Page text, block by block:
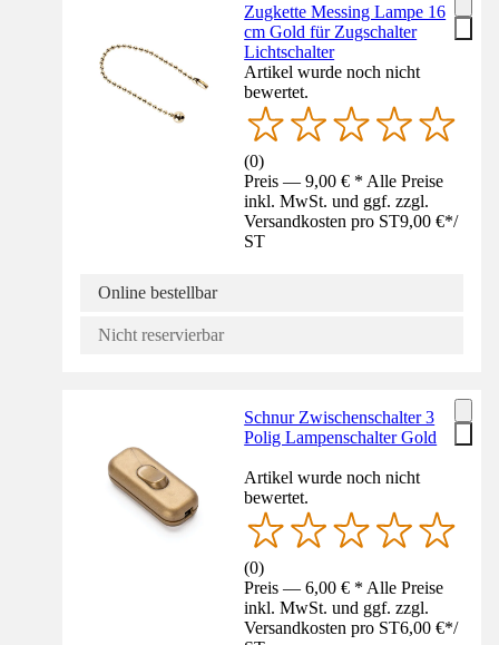
Zugkette Messing Lampe 16
cm Gold für Zugschalter
Lichtschalter
Artikel wurde noch nicht
bewertet.
(0)
Preis — 9,00 € * Alle Preise
inkl. MwSt. und ggf. zzgl.
Versandkosten pro ST9,00 €*/
ST
Online bestellbar
Nicht reservierbar
Schnur Zwischenschalter 3
Polig Lampenschalter Gold
Artikel wurde noch nicht
bewertet.
(0)
Preis — 6,00 € * Alle Preise
inkl. MwSt. und ggf. zzgl.
Versandkosten pro ST6,00 €*/